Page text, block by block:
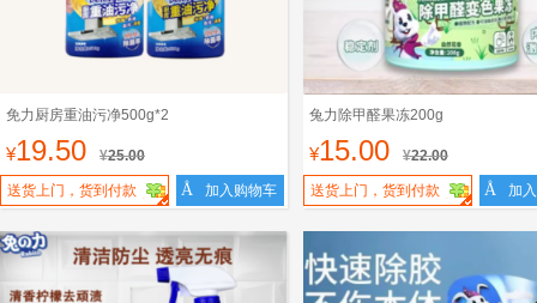
免力厨房重油污净500g*2
¥19.50 ¥25.00
送货上门，货到付款 Å 加入购物车
兔力除甲醛果冻200g
¥15.00 ¥22.00
送货上门，货到付款 Å 加